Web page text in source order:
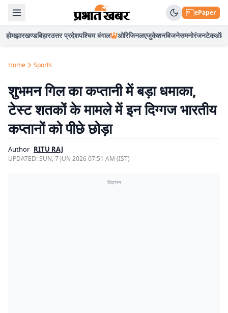
ePaper
होमझारखण्डबिहारउत्तर प्रदेशपश्चिम बंगाल ओरिजिनलएजुकेशनबिजनेसमनोरंजनटेकऑटो
Home Sports
शुभमन गिल का कप्तानी में बड़ा धमाका,
टेस्ट शतकों के मामले में इन दिग्गज भारतीय
कप्तानों को पीछे छोड़ा
Author RITU RAJ
UPDATED:SUN, 7 JUN 2026 07:51 AM (IST)
विज्ञापन